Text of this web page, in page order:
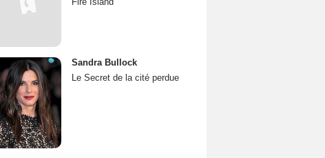
Sandra Bullock
Le Secret de la cité perdue